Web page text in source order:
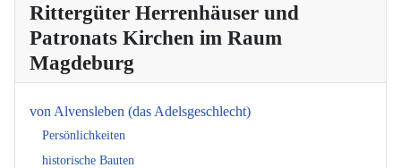
Rittergüter Herrenhäuser und
Patronats Kirchen im Raum
Magdeburg
von Alvensleben (das Adelsgeschlecht)
Persönlichkeiten
historische Bauten